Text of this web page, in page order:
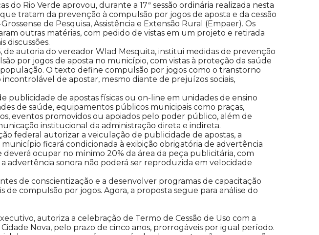
do Rio Verde aprovou, durante a 17ª sessão ordinária realizada nesta
tratam da prevenção à compulsão por jogos de aposta e da cessão
de Pesquisa, Assistência e Extensão Rural (Empaer). Os
outras matérias, com pedido de vistas em um projeto e retirada
discussões.
de autoria do vereador Wlad Mesquita, institui medidas de prevenção
por jogos de aposta no município, com vistas à proteção da saúde
O texto define compulsão por jogos como o transtorno
de apostar, mesmo diante de prejuízos sociais,
publicidade de apostas físicas ou on-line em unidades de ensino
de saúde, equipamentos públicos municipais como praças,
eventos promovidos ou apoiados pelo poder público, além de
institucional da administração direta e indireta.
federal autorizar a veiculação de publicidade de apostas, a
ficará condicionada à exibição obrigatória de advertência
deverá ocupar no mínimo 20% da área da peça publicitária, com
advertência sonora não poderá ser reproduzida em velocidade
de conscientização e a desenvolver programas de capacitação
de compulsão por jogos. Agora, a proposta segue para análise do
autoriza a celebração de Termo de Cessão de Uso com a
Nova, pelo prazo de cinco anos, prorrogáveis por igual período.